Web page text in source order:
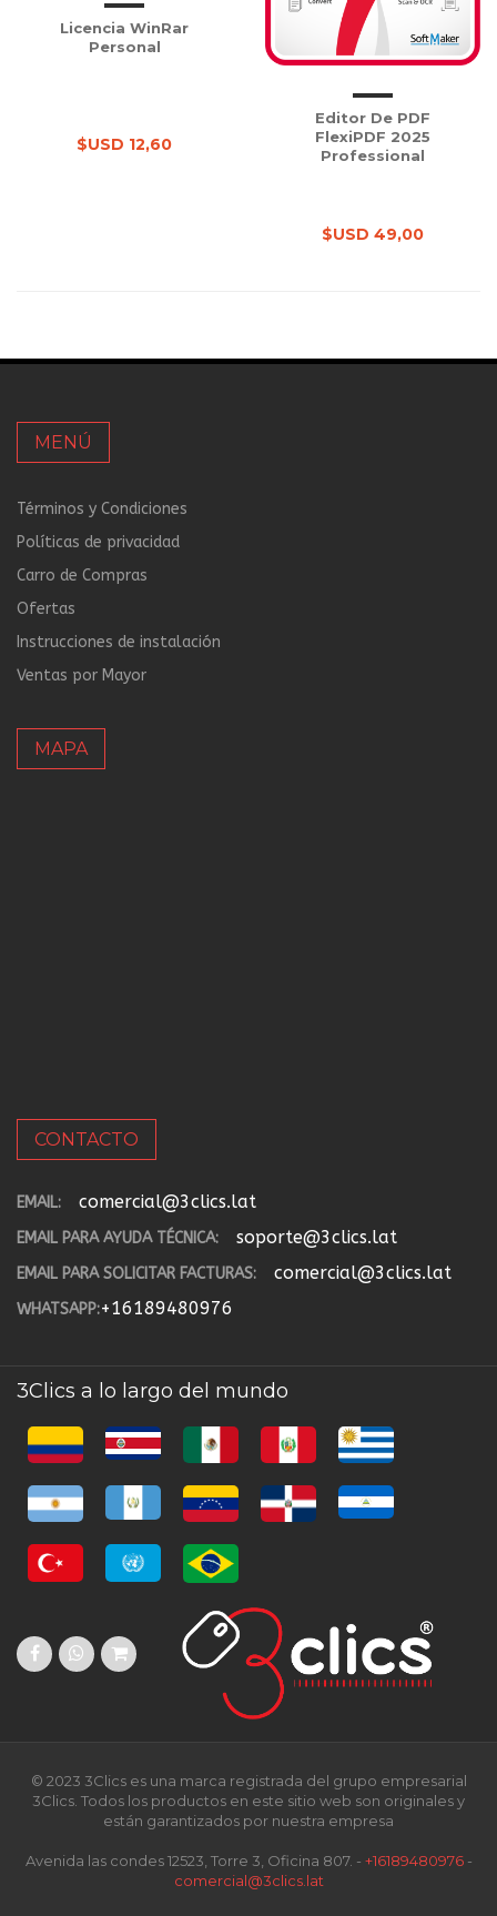
Licencia WinRar
Personal
$USD 12,60
Editor De PDF
FlexiPDF 2025
Professional
$USD 49,00
MENÚ
Términos y Condiciones
Políticas de privacidad
Carro de Compras
Ofertas
Instrucciones de instalación
Ventas por Mayor
MAPA
CONTACTO
EMAIL: comercial@3clics.lat
EMAIL PARA AYUDA TÉCNICA: soporte@3clics.lat
EMAIL PARA SOLICITAR FACTURAS: comercial@3clics.lat
WHATSAPP:+16189480976
3Clics a lo largo del mundo
© 2023 3Clics es una marca registrada del grupo empresarial
3Clics. Todos los productos en este sitio web son originales y
están garantizados por nuestra empresa
Avenida las condes 12523, Torre 3, Oficina 807. - +16189480976-
comercial@3clics.lat